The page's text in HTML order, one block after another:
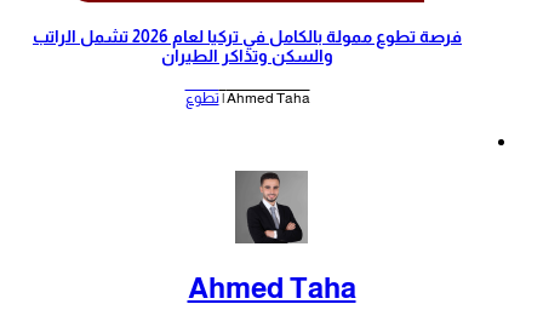
‫فرصة تطوع ممولة بالكامل في تركيا لعام 2026 تشمل الراتب
والسكن وتذاكر الطيران‬
Ahmed Taha | تطوع
Ahmed Taha